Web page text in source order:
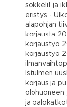
sokkelit ja
eristys -
alapohjan
korjausta
korjaustyö
korjaustyö
istuimen
korjaus ja
olohuoneen
ja